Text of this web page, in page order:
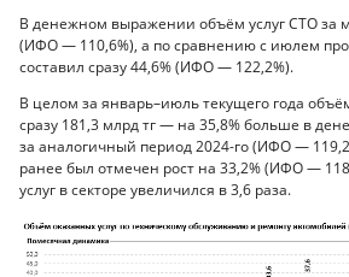
В денежном выражении объём услуг СТО за
(ИФО — 110,6%), а по сравнению с июлем
составил сразу 44,6% (ИФО — 122,2%).
В целом за январь–июль текущего года
сразу 181,3 млрд тг — на 35,8% больше в
за аналогичный период 2024-го (ИФО —
ранее был отмечен рост на 33,2% (ИФО —
услуг в секторе увеличился в 3,6 раза.